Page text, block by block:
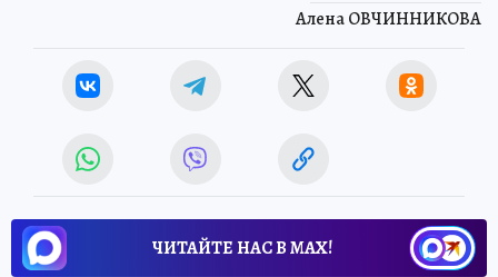
Алена ОВЧИННИКОВА
ЧИТАЙТЕ НАС В МАХ!